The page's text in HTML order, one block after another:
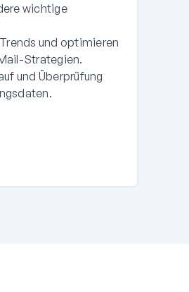
wichtige
und optimieren
Strategien.
und Überprüfung